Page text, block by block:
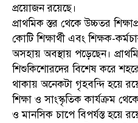
প্রয়োজন রয়েছে।
প্রাথমিক স্তর থেকে উচ্চতর
কোটি শিক্ষার্থী এবং শিক্ষক-
অসহায় অবস্থায় পড়েছেন।
শিশুকিশোরদের বিশেষ করে
থাকায় অনেকটা গৃহবন্দি হয়ে
শিক্ষা ও সাংস্কৃতিক কার্যক্রম
ও মানসিক চাপে বিপর্যস্ত হয়ে